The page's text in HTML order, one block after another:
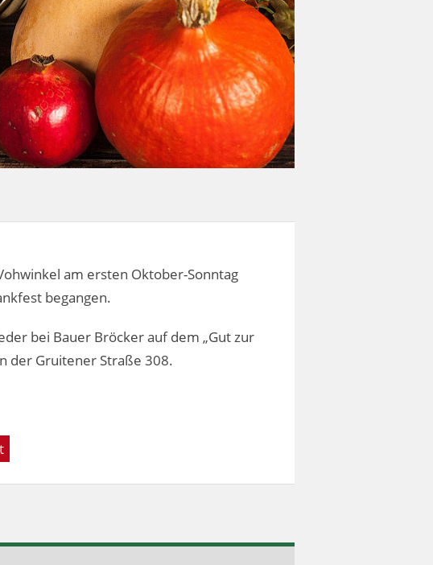
am ersten Oktober-Sonntag
begangen.
bei Bauer Bröcker auf dem „Gut zur
der Gruitener Straße 308.